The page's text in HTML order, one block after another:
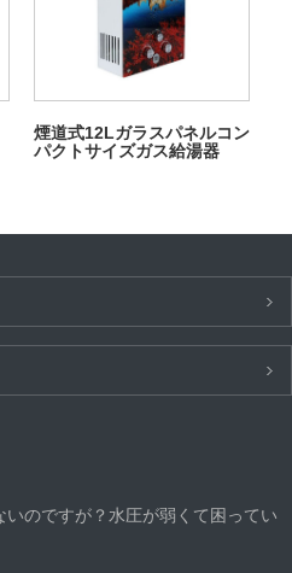
煙道式12Lガラスパネルコン
パクトサイズガス給湯器
のですが？水圧が弱くて困ってい